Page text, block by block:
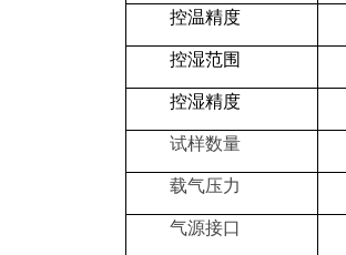
控温精度
控湿范围
控湿精度
试样数量
载气压力
气源接口